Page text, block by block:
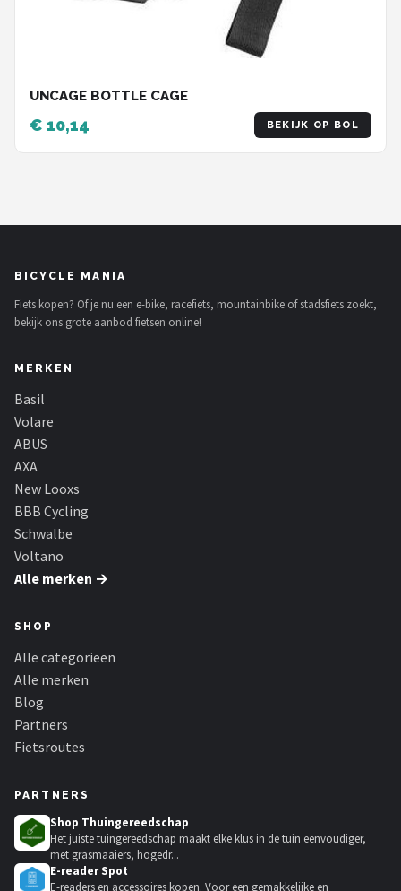
UNCAGE BOTTLE CAGE
€ 10,14 BEKIJK OP BOL
BICYCLE MANIA
Fiets kopen? Of je nu een e-bike, racefiets, mountainbike of stadsfiets zoekt,
bekijk ons grote aanbod fietsen online!
MERKEN
Basil
Volare
ABUS
AXA
New Looxs
BBB Cycling
Schwalbe
Voltano
Alle merken →
SHOP
Alle categorieën
Alle merken
Blog
Partners
Fietsroutes
PARTNERS
Shop Thuingereedschap
Het juiste tuingereedschap maakt elke klus in de tuin eenvoudiger,
met grasmaaiers, hogedr...
E-reader Spot
E-readers en accessoires kopen. Voor een gemakkelijke en